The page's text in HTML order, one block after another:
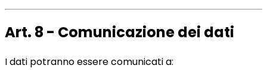
Art. 8 - Comunicazione dei dati
I dati potranno essere comunicati a: